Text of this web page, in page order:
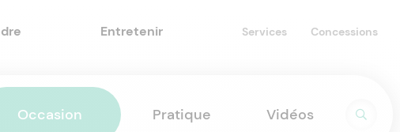
Entretenir Services Concessions
Occasion Pratique Vidéos